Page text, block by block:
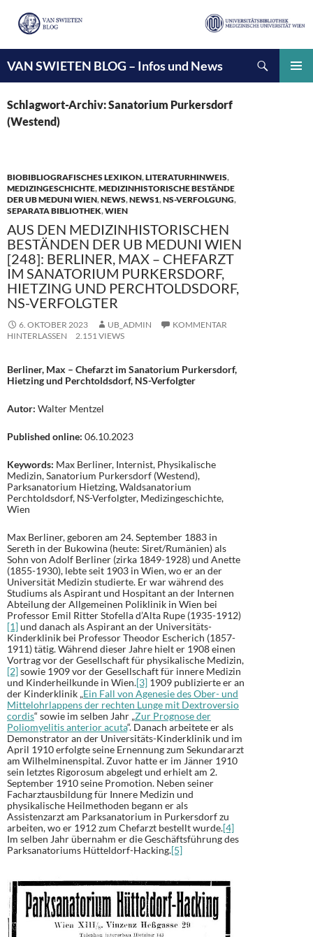
VAN SWIETEN BLOG – Infos und News
INHALT
SPRINGEN
Schlagwort-Archiv: Sanatorium Purkersdorf
(Westend)
BIOBIBLIOGRAFISCHES LEXIKON,LITERATURHINWEIS,
MEDIZINGESCHICHTE,MEDIZINHISTORISCHE BESTÄNDE
DER UB MEDUNI WIEN,NEWS,NEWS1,NS-VERFOLGUNG,
SEPARATA BIBLIOTHEK,WIEN
AUS DEN MEDIZINHISTORISCHEN
BESTÄNDEN DER UB MEDUNI WIEN
[248]: BERLINER, MAX – CHEFARZT
IM SANATORIUM PURKERSDORF,
HIETZING UND PERCHTOLDSDORF,
NS-VERFOLGTER
6. OKTOBER 2023 UB_ADMIN
KOMMENTAR
HINTERLASSEN
2.151 VIEWS
Berliner, Max – Chefarzt im Sanatorium Purkersdorf,
Hietzing und Perchtoldsdorf, NS-Verfolgter
Autor: Walter Mentzel
Published online: 06.10.2023
Keywords: Max Berliner, Internist, Physikalische
Medizin, Sanatorium Purkersdorf (Westend),
Parksanatorium Hietzing, Waldsanatorium
Perchtoldsdorf, NS-Verfolgter, Medizingeschichte,
Wien
Max Berliner, geboren am 24. September 1883 in
Sereth in der Bukowina (heute: Siret/Rumänien) als
Sohn von Adolf Berliner (zirka 1849-1928) und Anette
(1855-1930), lebte seit 1903 in Wien, wo er an der
Universität Medizin studierte. Er war während des
Studiums als Aspirant und Hospitant an der Internen
Abteilung der Allgemeinen Poliklinik in Wien bei
Professor Emil Ritter Stofella d’Alta Rupe (1935-1912)
[1]und danach als Aspirant an der Universitäts-
Kinderklinik bei Professor Theodor Escherich (1857-
1911) tätig. Während dieser Jahre hielt er 1908 einen
Vortrag vor der Gesellschaft für physikalische Medizin,
[2]sowie 1909 vor der Gesellschaft für innere Medizin
und Kinderheilkunde in Wien.[3] 1909 publizierte er an
der Kinderklinik „Ein Fall von Agenesie des Ober- und
Mittelohrlappens der rechten Lunge mit Dextroversio
cordis“ sowie im selben Jahr „Zur Prognose der
Poliomyelitis anterior acuta“. Danach arbeitete er als
Demonstrator an der Universitäts-Kinderklinik und im
April 1910 erfolgte seine Ernennung zum Sekundararzt
am Wilhelminenspital. Zuvor hatte er im Jänner 1910
sein letztes Rigorosum abgelegt und erhielt am 2.
September 1910 seine Promotion. Neben seiner
Facharztausbildung für Innere Medizin und
physikalische Heilmethoden begann er als
Assistenzarzt am Parksanatorium in Purkersdorf zu
arbeiten, wo er 1912 zum Chefarzt bestellt wurde.[4]
Im selben Jahr übernahm er die Geschäftsführung des
Parksanatoriums Hütteldorf-Hacking.[5]